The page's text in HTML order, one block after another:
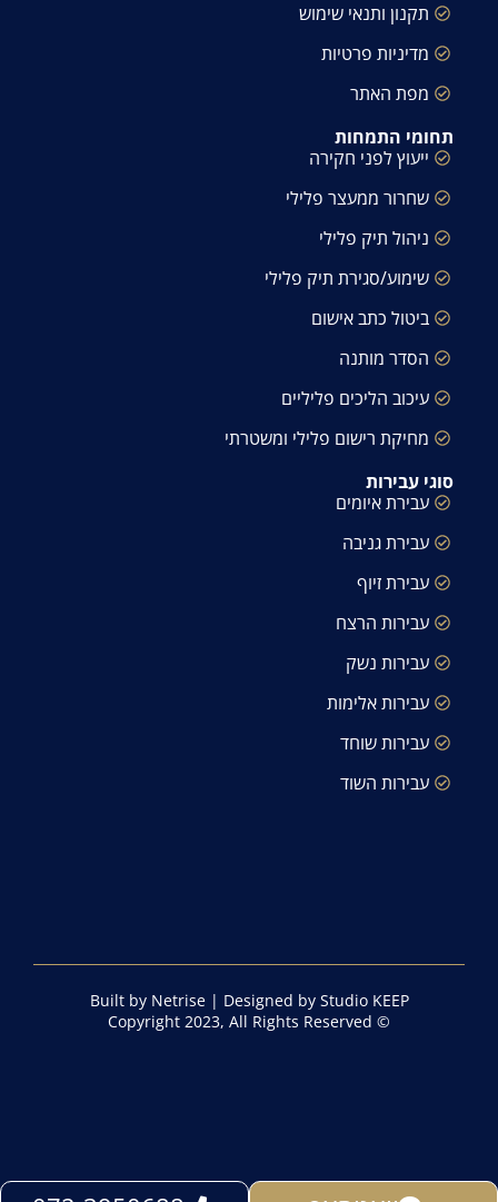
תקנון ותנאי שימוש
מדיניות פרטיות
מפת האתר
תחומי התמחות
ייעוץ לפני חקירה
שחרור ממעצר פלילי
ניהול תיק פלילי
שימוע/סגירת תיק פלילי
ביטול כתב אישום
הסדר מותנה
עיכוב הליכים פליליים
מחיקת רישום פלילי ומשטרתי
סוגי עבירות
עבירת איומים
עבירת גניבה
עבירת זיוף
עבירות הרצח
עבירות נשק
עבירות אלימות
עבירות שוחד
עבירות השוד
© Copyright 2023, All Rights Reserved
Built by Netrise| Designed by Studio KEEP